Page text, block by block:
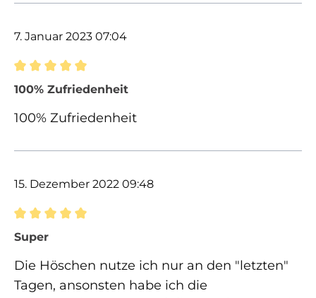
7. Januar 2023 07:04
Bewertung mit 5 von 5 Sternen
100% Zufriedenheit
100% Zufriedenheit
15. Dezember 2022 09:48
Bewertung mit 5 von 5 Sternen
Super
Die Höschen nutze ich nur an den "letzten"
Tagen, ansonsten habe ich die